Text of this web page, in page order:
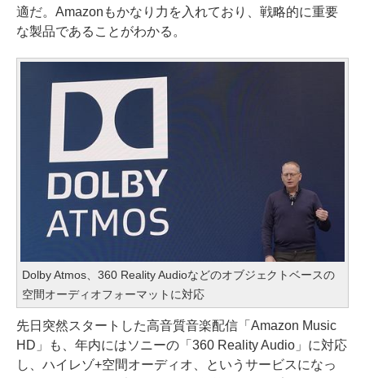
適だ。Amazonもかなり力を入れており、戦略的に重要
な製品であることがわかる。
Dolby Atmos、360 Reality Audioなどのオブジェクトベースの
空間オーディオフォーマットに対応
先日突然スタートした高音質音楽配信「Amazon Music
HD」も、年内にはソニーの「360 Reality Audio」に対応
し、ハイレゾ+空間オーディオ、というサービスになっ